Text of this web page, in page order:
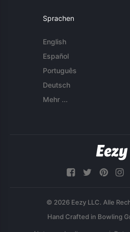
Sprachen
English
Español
Português
Deutsch
Mehr ...
© 2026 Eezy LLC. Alle